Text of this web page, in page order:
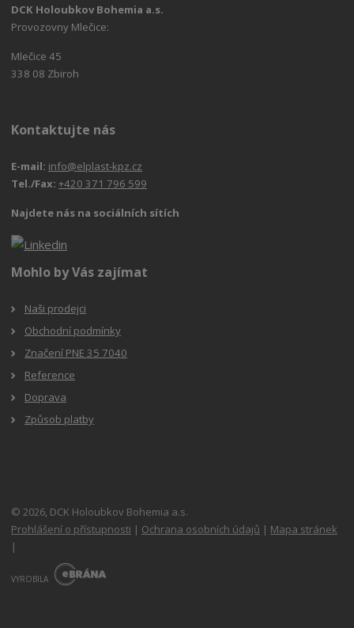
DCK Holoubkov Bohemia a.s.
Provozovny Mlečice:
Mlečice 45
338 08 Zbiroh
Kontaktujte nás
E-mail: info@elplast-kpz.cz
Tel./Fax:+420 371 796 599
Najdete nás na sociálních sítích
Mohlo by Vás zajímat
Naši prodejci
Obchodní podmínky
Značení PNE 35 7040
Reference
Doprava
Způsob platby
© 2026, DCK Holoubkov Bohemia a.s.
Prohlášení o přístupnosti | Ochrana osobních údajů | Mapa stránek
|
VYROBILA